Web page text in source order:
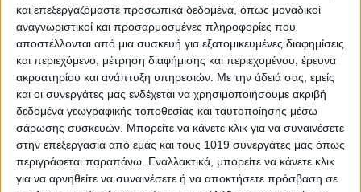
και επεξεργαζόμαστε προσωπικά δεδομένα, όπως μοναδικοί
αναγνωριστικοί και προσαρμοσμένες πληροφορίες που
αποστέλλονται από μια συσκευή για εξατομικευμένες διαφημίσεις
και περιεχόμενο, μέτρηση διαφήμισης και περιεχομένου, έρευνα
ακροατηρίου και ανάπτυξη υπηρεσιών. Με την άδειά σας, εμείς
και οι συνεργάτες μας ενδέχεται να χρησιμοποιήσουμε ακριβή
δεδομένα γεωγραφικής τοποθεσίας και ταυτοποίησης μέσω
σάρωσης συσκευών. Μπορείτε να κάνετε κλικ για να συναινέσετε
στην επεξεργασία από εμάς και τους 1019 συνεργάτες μας όπως
περιγράφεται παραπάνω. Εναλλακτικά, μπορείτε να κάνετε κλικ
για να αρνηθείτε να συναινέσετε ή να αποκτήσετε πρόσβαση σε